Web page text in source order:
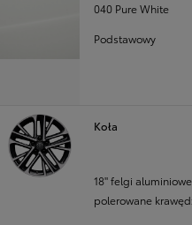
040 Pure White
Podstawowy
Koła
18" felgi
polerowane